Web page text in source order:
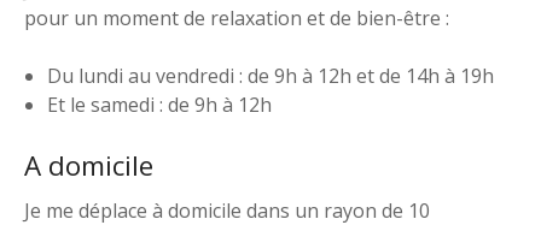
pour un moment de relaxation et de bien-être :
Du lundi au vendredi : de 9h à 12h et de 14h à 19h
Et le samedi : de 9h à 12h
A domicile
Je me déplace à domicile dans un rayon de 10